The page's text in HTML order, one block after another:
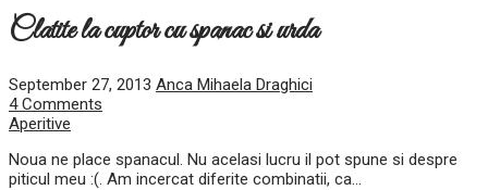
Clatite la cuptor cu spanac si urda
September 27, 2013 Anca Mihaela Draghici
4 Comments
Aperitive
Noua ne place spanacul. Nu acelasi lucru il pot spune si despre
piticul meu :(. Am incercat diferite combinatii, ca...